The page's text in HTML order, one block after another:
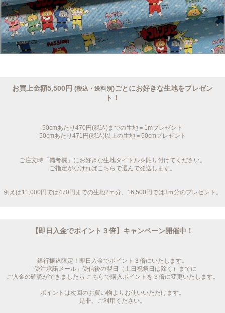
お買上金額5,500円 (税込・送料別)ごとにお好きな生地をプレゼン
ト！
50cmあたり470円(税込)までの生地＝1mプレゼント
50cmあたり471円(税込)以上の生地＝50cmプレゼント
ご注文時「備考欄」にお好きな生地タイトルを貼り付けてください。
ご指定がなければこちらで選んで発送します。
例えば11,000円では470円までの生地2ｍ分、16,500円では3ｍ分のプレゼント。
【即日入金でポイント３倍】キャンペーン開催中！
銀行振込限定！即日入金でポイント３倍にいたします。
「受注承諾メール」受信後の翌日（土日祝祭日は除く）までに
ご入金の確認ができましたら こちらで購入ポイントを３倍に変更いたします。
ポイントは次回のお買い物よりお使いいただけます。
是非、ご利用ください。